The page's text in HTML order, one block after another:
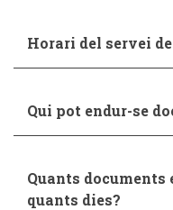
Horari del servei
Qui pot endur-se
Quants documents
quants dies?